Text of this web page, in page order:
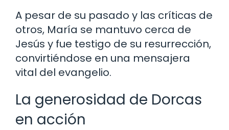
A pesar de su pasado y las críticas de
otros, María se mantuvo cerca de
Jesús y fue testigo de su resurrección,
convirtiéndose en una mensajera
vital del evangelio.
La generosidad de Dorcas
en acción